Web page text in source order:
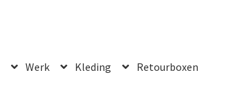
Werk Kleding Retourboxen